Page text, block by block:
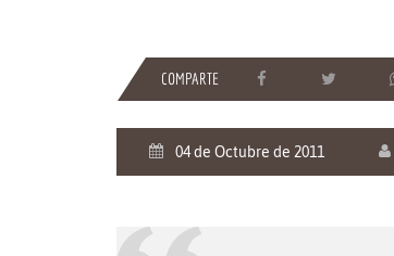
COMPARTE
04 de Octubre de 2011